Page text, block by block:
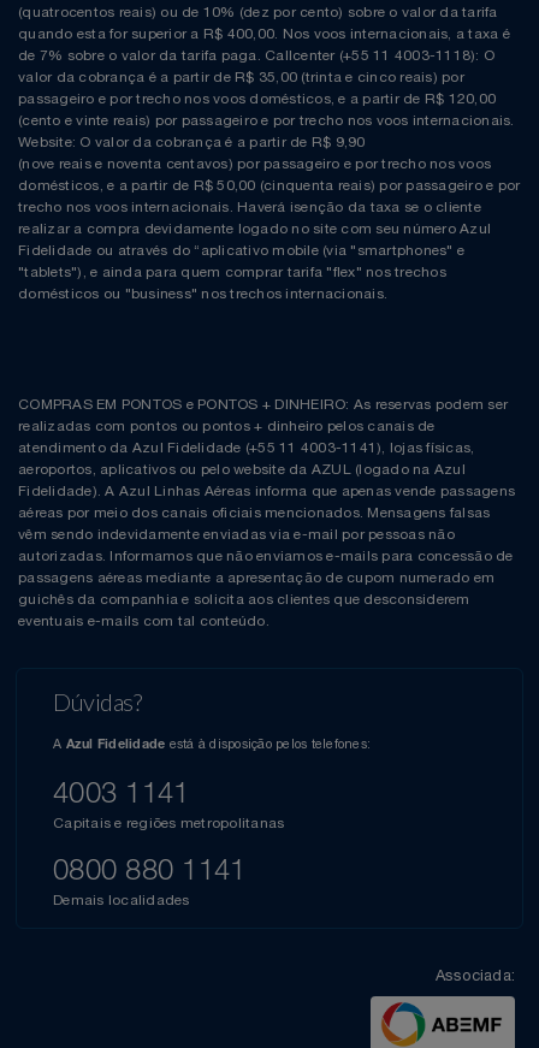
(quatrocentos reais) ou de 10% (dez por cento) sobre o valor da tarifa
quando esta for superior a R$ 400,00. Nos voos internacionais, a taxa é
de 7% sobre o valor da tarifa paga. Callcenter (+55 11 4003-1118): O
valor da cobrança é a partir de R$ 35,00 (trinta e cinco reais) por
passageiro e por trecho nos voos domésticos, e a partir de R$ 120,00
(cento e vinte reais) por passageiro e por trecho nos voos internacionais.
Website: O valor da cobrança é a partir de R$ 9,90
(nove reais e noventa centavos) por passageiro e por trecho nos voos
domésticos, e a partir de R$ 50,00 (cinquenta reais) por passageiro e por
trecho nos voos internacionais. Haverá isenção da taxa se o cliente
realizar a compra devidamente logado no site com seu número Azul
Fidelidade ou através do “aplicativo mobile (via "smartphones" e
"tablets"), e ainda para quem comprar tarifa "flex" nos trechos
domésticos ou "business" nos trechos internacionais.
COMPRAS EM PONTOS e PONTOS + DINHEIRO: As reservas podem ser
realizadas com pontos ou pontos + dinheiro pelos canais de
atendimento da Azul Fidelidade (+55 11 4003-1141), lojas físicas,
aeroportos, aplicativos ou pelo website da AZUL (logado na Azul
Fidelidade). A Azul Linhas Aéreas informa que apenas vende passagens
aéreas por meio dos canais oficiais mencionados. Mensagens falsas
vêm sendo indevidamente enviadas via e-mail por pessoas não
autorizadas. Informamos que não enviamos e-mails para concessão de
passagens aéreas mediante a apresentação de cupom numerado em
guichês da companhia e solicita aos clientes que desconsiderem
eventuais e-mails com tal conteúdo.
Dúvidas?
A Azul Fidelidade está à disposição pelos telefones:
4003 1141
Capitais e regiões metropolitanas
0800 880 1141
Demais localidades
Associada: